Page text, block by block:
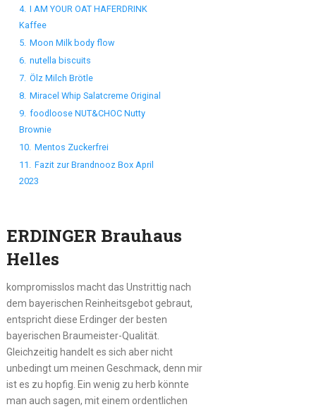
4. I AM YOUR OAT HAFERDRINK
Kaffee
5. Moon Milk body flow
6. nutella biscuits
7. Ölz Milch Brötle
8. Miracel Whip Salatcreme Original
9. foodloose NUT&CHOC Nutty
Brownie
10. Mentos Zuckerfrei
11.
Fazit zur Brandnooz Box April
2023
ERDINGER Brauhaus
Helles
kompromisslos macht das Unstrittig nach
dem bayerischen Reinheitsgebot gebraut,
entspricht diese Erdinger der besten
bayerischen Braumeister-Qualität.
Gleichzeitig handelt es sich aber nicht
unbedingt um meinen Geschmack, denn mir
ist es zu hopfig. Ein wenig zu herb könnte
man auch sagen, mit einem ordentlichen